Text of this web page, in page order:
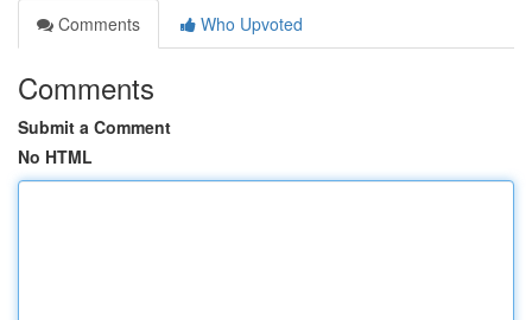
Comments
Who Upvoted
Comments
Submit a Comment
No HTML